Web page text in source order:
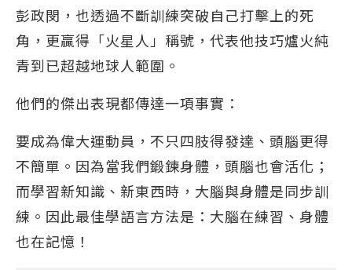
彭政閔，也透過不斷訓練突破自己打擊上的死
角，更贏得「火星人」稱號，代表他技巧爐火純
青到已超越地球人範圍。
他們的傑出表現都傳達一項事實：
要成為偉大運動員，不只四肢得發達、頭腦更得
不簡單。因為當我們鍛鍊身體，頭腦也會活化；
而學習新知識、新東西時，大腦與身體是同步訓
練。因此最佳學語言方法是：大腦在練習、身體
也在記憶！